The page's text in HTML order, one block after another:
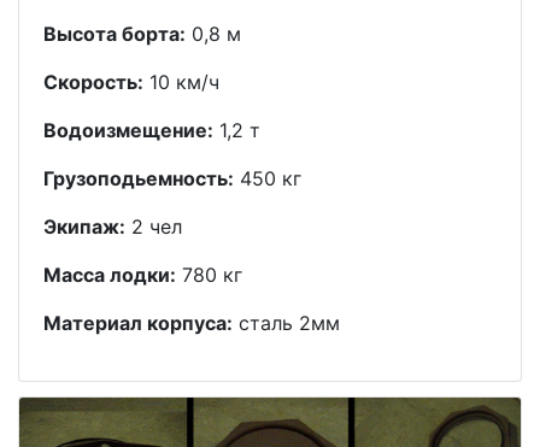
Высота борта: 0,8 м
Скорость: 10 км/ч
Водоизмещение: 1,2 т
Грузоподьемность: 450 кг
Экипаж: 2 чел
Масса лодки: 780 кг
Материал корпуса: сталь 2мм